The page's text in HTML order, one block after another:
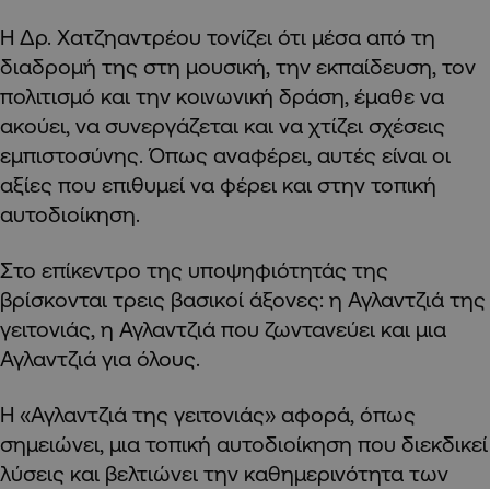
Η Δρ. Χατζηαντρέου τονίζει ότι μέσα από τη
διαδρομή της στη μουσική, την εκπαίδευση, τον
πολιτισμό και την κοινωνική δράση, έμαθε να
ακούει, να συνεργάζεται και να χτίζει σχέσεις
εμπιστοσύνης. Όπως αναφέρει, αυτές είναι οι
αξίες που επιθυμεί να φέρει και στην τοπική
αυτοδιοίκηση.
Στο επίκεντρο της υποψηφιότητάς της
βρίσκονται τρεις βασικοί άξονες: η Αγλαντζιά της
γειτονιάς, η Αγλαντζιά που ζωντανεύει και μια
Αγλαντζιά για όλους.
Η «Αγλαντζιά της γειτονιάς» αφορά, όπως
σημειώνει, μια τοπική αυτοδιοίκηση που διεκδικεί
λύσεις και βελτιώνει την καθημερινότητα των